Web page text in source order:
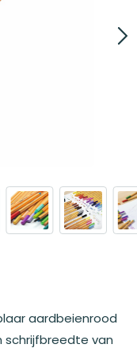
aardbeienrood
schrijfbreedte van